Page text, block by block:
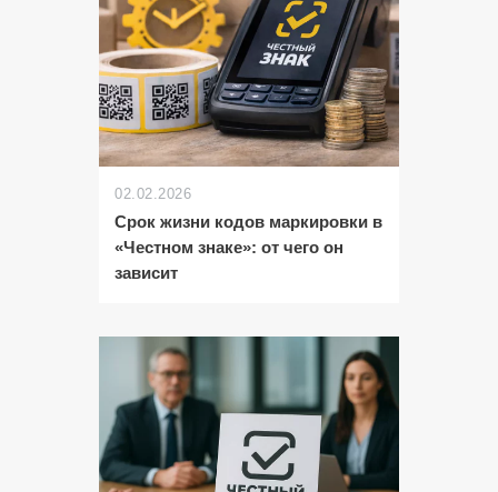
02.02.2026
Срок жизни кодов маркировки в
«Честном знаке»: от чего он
зависит